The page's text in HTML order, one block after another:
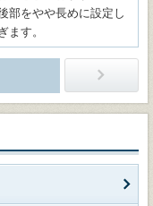
部をやや長めに設定し
ます。